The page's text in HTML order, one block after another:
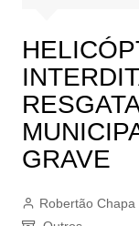
GRAVE
Robertão Chapa